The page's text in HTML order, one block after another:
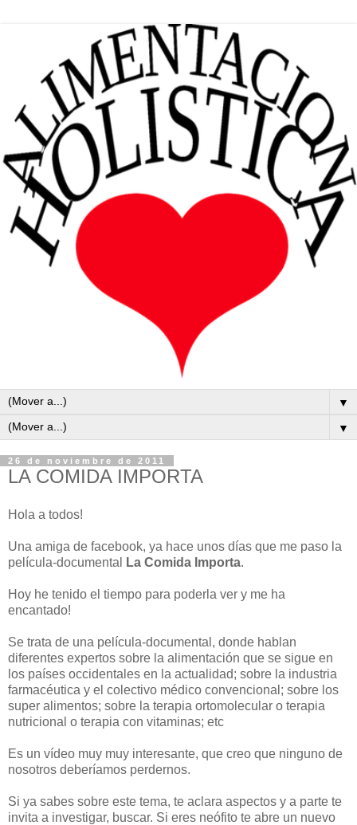
▼
▼
26 de noviembre de 2011
LA COMIDA IMPORTA
Hola a todos!
Una amiga de facebook, ya hace unos días que me paso la
película-documental
La Comida Importa.
Hoy he tenido el tiempo para poderla ver y me ha
encantado!
Se trata de una película-documental, donde hablan
diferentes expertos sobre la alimentación que se sigue en
los países occidentales en la actualidad; sobre la industria
farmacéutica y el colectivo médico convencional; sobre los
super alimentos; sobre la terapia ortomolecular o terapia
nutricional o terapia con vitaminas; etc
Es un vídeo muy muy interesante, que creo que ninguno de
nosotros deberíamos perdernos.
Si ya sabes sobre este tema, te aclara aspectos y a parte te
invita a investigar, buscar. Si eres neófito te abre un nuevo